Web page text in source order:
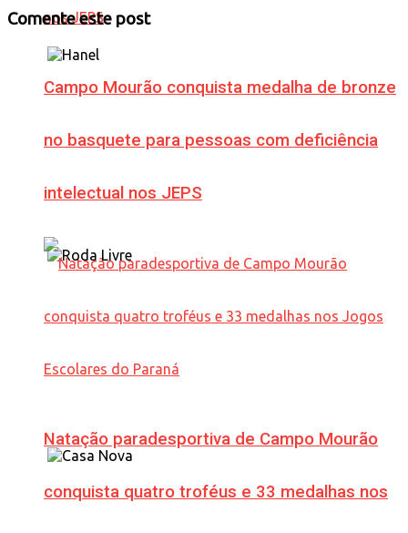
Campo Mourão conquista medalha de bronze
no basquete para pessoas com deficiência
intelectual nos JEPS
Natação paradesportiva de Campo Mourão
conquista quatro troféus e 33 medalhas nos
Comente este post